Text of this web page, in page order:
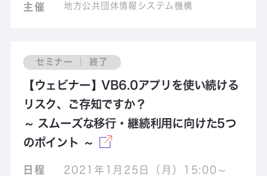
主催 地方公共団体情報システム機構
セミナー ｜ 終了
【ウェビナー】VB6.0アプリを使い続ける
リスク、ご存知ですか？
～ スムーズな移行・継続利用に向けた5つ
のポイント ～
日程
2021年1月25日（月）15:00～